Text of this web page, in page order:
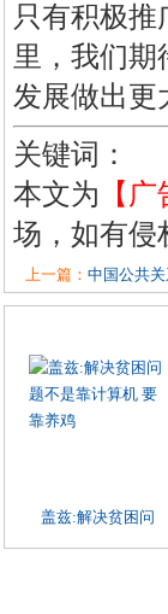
只有积极
里，我们期
发展做出更
关键词：
本文为 【广
场，如有侵
上一篇： 中国公共
盖兹:解决贫困问